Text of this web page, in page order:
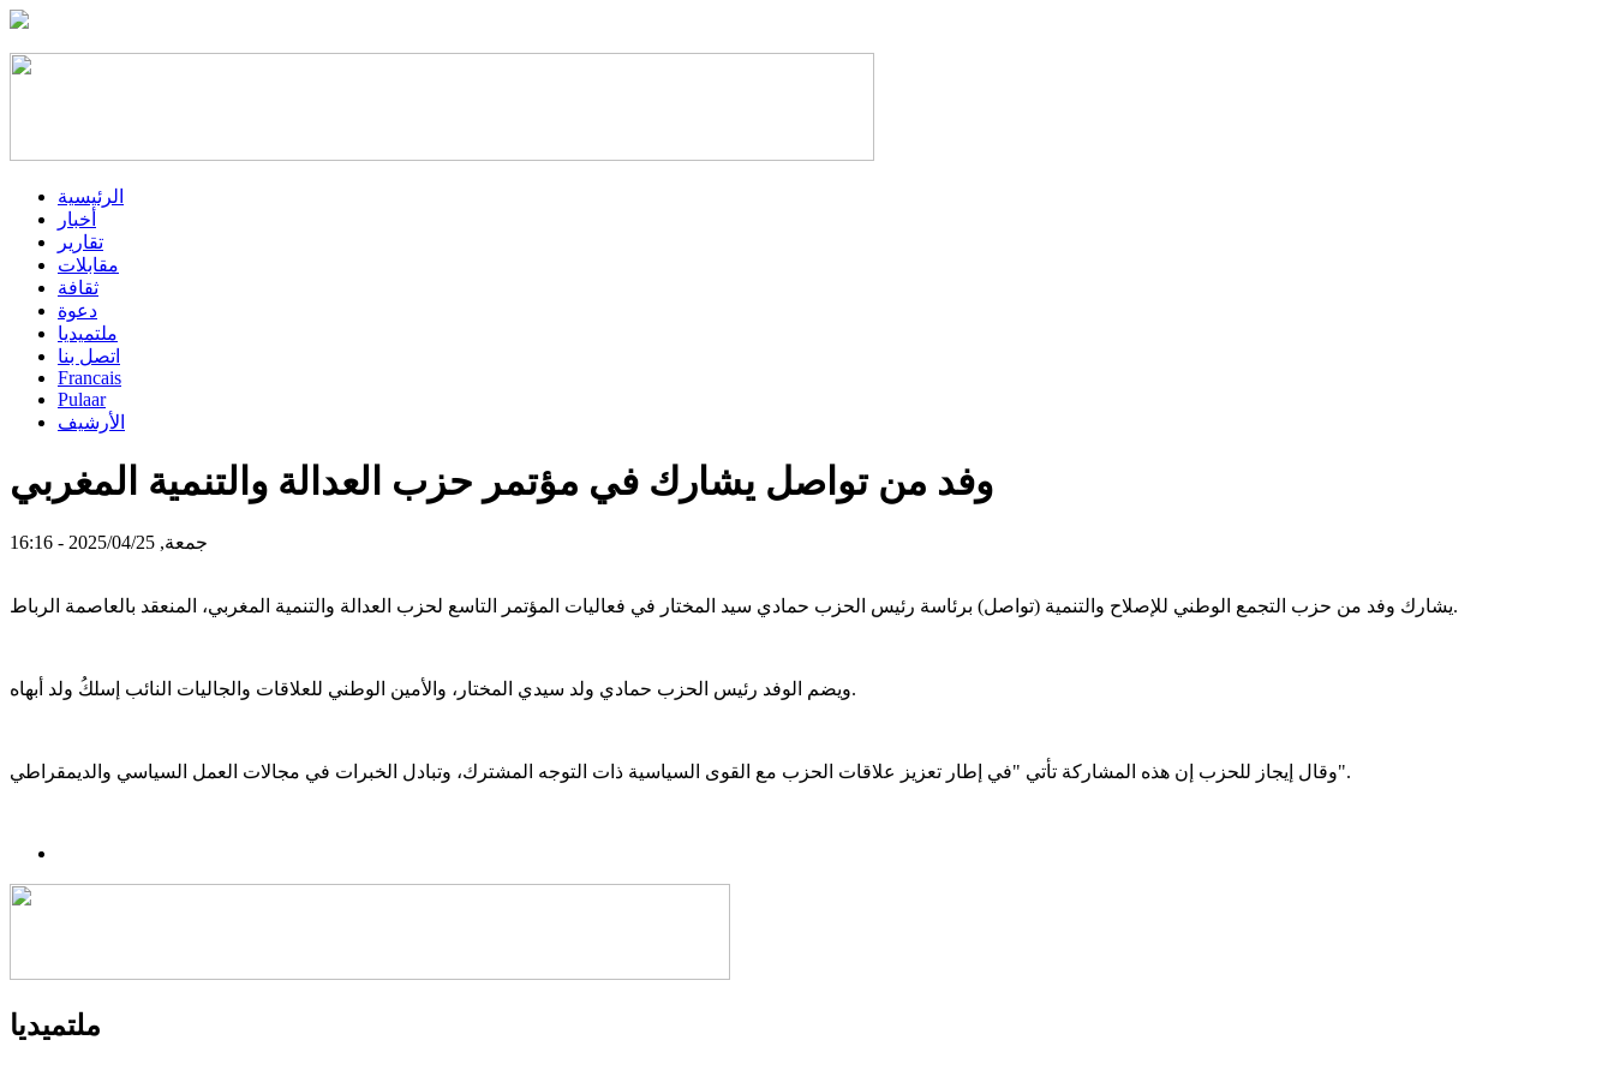
الرئيسية
أخبار
تقارير
مقابلات
ثقافة
دعوة
ملتميديا
اتصل بنا
Francais
Pulaar
الأرشيف
وفد من تواصل يشارك في مؤتمر حزب العدالة والتنمية المغربي
جمعة, 2025/04/25 - 16:16
يشارك وفد من حزب التجمع الوطني للإصلاح والتنمية (تواصل) برئاسة رئيس الحزب حمادي سيد المختار في فعاليات المؤتمر التاسع لحزب العدالة والتنمية المغربي، المنعقد بالعاصمة الرباط.
ويضم الوفد رئيس الحزب حمادي ولد سيدي المختار، والأمين الوطني للعلاقات والجاليات النائب إسلكُ ولد أبهاه.
وقال إيجاز للحزب إن هذه المشاركة تأتي "في إطار تعزيز علاقات الحزب مع القوى السياسية ذات التوجه المشترك، وتبادل الخبرات في مجالات العمل السياسي والديمقراطي".
ملتميديا